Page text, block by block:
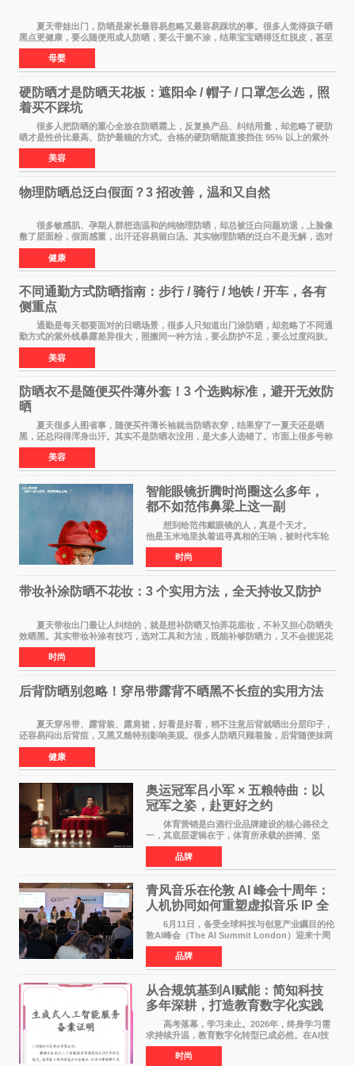
夏天带娃出门，防晒是家长最容易忽略又最容易踩坑的事。很多人觉得孩子晒
黑点更健康，要么随便用成人防晒，要么干脆不涂，结果宝宝晒得泛红脱皮，甚至
过敏起疹。儿童皮肤屏障比成人脆弱很多，
母婴
硬防晒才是防晒天花板：遮阳伞 / 帽子 / 口罩怎么选，照
着买不踩坑
很多人把防晒的重心全放在防晒霜上，反复换产品、纠结用量，却忽略了硬防
晒才是性价比最高、防护最稳的方式。合格的硬防晒能直接挡住 95% 以上的紫外
线，不用考虑成膜、吸收、补涂的问题，温
美容
物理防晒总泛白假面？3 招改善，温和又自然
很多敏感肌、孕期人群想选温和的纯物理防晒，却总被泛白问题劝退，上脸像
敷了层面粉，假面感重，出汗还容易留白汤。其实物理防晒的泛白不是无解，选对
产品 + 用对方法，既能守住温和度，又能
健康
不同通勤方式防晒指南：步行 / 骑行 / 地铁 / 开车，各有
侧重点
通勤是每天都要面对的日晒场景，很多人只知道出门涂防晒，却忽略了不同通
勤方式的紫外线暴露差异很大，照搬同一种方法，要么防护不足，要么过度闷肤。
根据出行方式调整防晒策略，才是既省心又
美容
防晒衣不是随便买件薄外套！3 个选购标准，避开无效防
晒
夏天很多人图省事，随便买件薄长袖就当防晒衣穿，结果穿了一夏天还是晒
黑，还总闷得浑身出汗。其实不是防晒衣没用，是大多人选错了。市面上很多号称
防晒衣 的款式，本质就是普通薄外套，根
美容
智能眼镜折腾时尚圈这么多年，
都不如范伟鼻梁上这一副
想到给范伟戴眼镜的人，真是个天才。
他是玉米地里执着追寻真相的王响，被时代车轮
碾过，轴得让人心疼；在《马大帅》里，他是穿
貂皮大衣、永远在做梦的辽北第一狠人范德彪，
体面全靠嘴硬撑
时尚
带妆补涂防晒不花妆：3 个实用方法，全天持妆又防护
夏天带妆出门最让人纠结的，就是想补防晒又怕弄花底妆，不补又担心防晒失
效晒黑。其实带妆补涂有技巧，选对工具和方法，既能补够防晒力，又不会搓泥花
妆，全天持妆和防护可以同时兼顾。 第
时尚
后背防晒别忽略！穿吊带露背不晒黑不长痘的实用方法
夏天穿吊带、露背装、露肩裙，好看是好看，稍不注意后背就晒出分层印子，
还容易闷出后背痘，又黑又糙特别影响美观。很多人防晒只顾着脸，后背随便抹两
下甚至完全不涂，结果晒黑后好几个月都白
健康
奥运冠军吕小军 × 五粮特曲：以
冠军之姿，赴更好之约
体育营销是白酒行业品牌建设的核心路径之
一，其底层逻辑在于，体育所承载的拼搏、坚
守、超越等正向精神，能为白酒品牌注入人格化
的精神内核，同时体育受众与白酒主流消费群体
高度重合，可有效
品牌
青风音乐在伦敦 AI 峰会十周年：
人机协同如何重塑虚拟音乐 IP 全
球化路径？
6月11日，备受全球科技与创意产业瞩目的伦
敦AI峰会（The AI Summit London）迎来十周
年盛典。这场横跨科技、文娱、资本的国际盛
会，持续定义着 AI 产业落地的前沿风向。 当
行业普遍陷
品牌
从合规筑基到AI赋能：简知科技
多年深耕，打造教育数字化实践
范本
高考落幕，学习未止。2026年，终身学习需
求持续升温，教育数字化转型已成必然。在AI技
术已经全面融入教育领域的形式下，传统在线教
育统一教学之弊、AI内容监管之难、数据安全之
时尚